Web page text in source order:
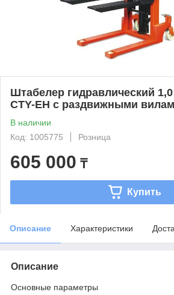
Штабелер гидравлический
CTY-EH с раздвижными
В наличии
Код: 1005775
Розница
605 000 ₸
Купить
Описание Характеристики
Описание
Основные параметры